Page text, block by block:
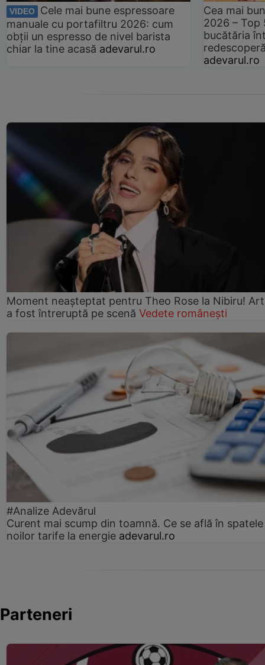
VIDEO
Cele mai bune espressoare
manuale cu portafiltru 2026: cum
obții un espresso de nivel barista
chiar la tine acasă adevarul.ro
Cea mai
2026 –
bucătăria
adevarul.ro
Moment neașteptat pentru Theo Rose la Nibiru!
a fost întreruptă pe scenă Vedete românești
#Analize Adevărul
Curent mai scump din toamnă. Ce se află în spatele
noilor tarife la energie adevarul.ro
Parteneri